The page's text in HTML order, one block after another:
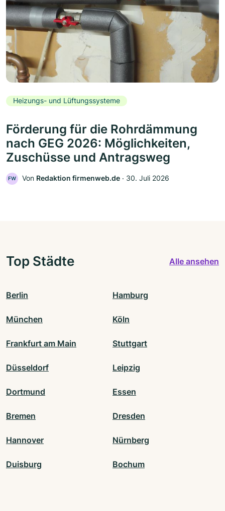
Heizungs- und Lüftungssysteme
Förderung für die Rohrdämmung
nach GEG 2026: Möglichkeiten,
Zuschüsse und Antragsweg
FW Von Redaktion firmenweb.de ‧ 30. Juli 2026
Top Städte Alle ansehen
Berlin Hamburg
München Köln
Frankfurt am Main Stuttgart
Düsseldorf Leipzig
Dortmund Essen
Bremen Dresden
Hannover Nürnberg
Duisburg Bochum